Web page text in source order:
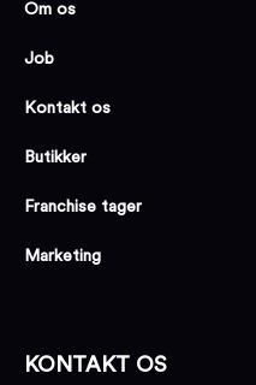
Om os
Job
Kontakt os
Butikker
Franchise tager
Marketing
KONTAKT OS